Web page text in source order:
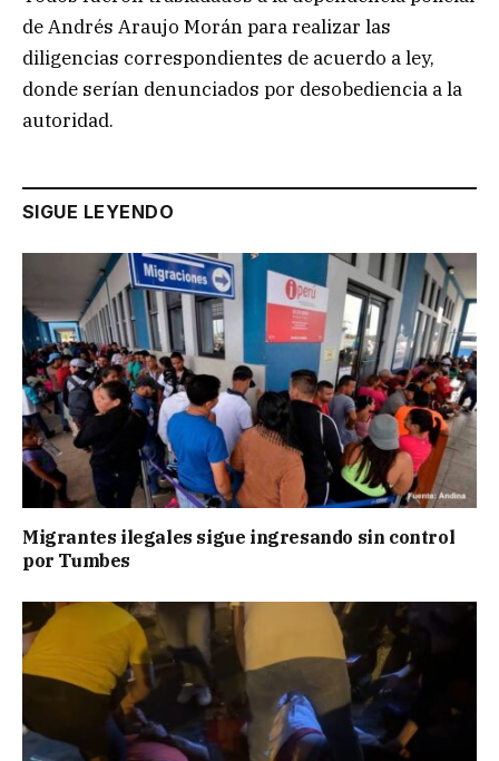
de Andrés Araujo Morán para realizar las
diligencias correspondientes de acuerdo a ley,
donde serían denunciados por desobediencia a la
autoridad.
SIGUE LEYENDO
Migrantes ilegales sigue ingresando sin control
por Tumbes